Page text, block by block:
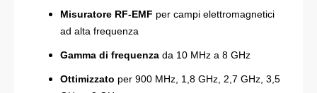
Misuratore RF-EMF per campi elettromagnetici
ad alta frequenza
Gamma di frequenza da 10 MHz a 8 GHz
Ottimizzato per 900 MHz, 1,8 GHz, 2,7 GHz, 3,5